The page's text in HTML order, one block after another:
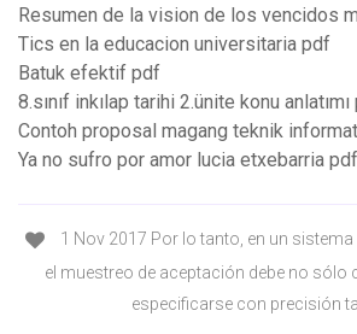
Resumen de la vision de los vencidos
Tics en la educacion universitaria pdf
Batuk efektif pdf
8.sınıf inkılap tarihi 2.ünite konu
Contoh proposal magang teknik
Ya no sufro por amor lucia etxebarria pdf
1 Nov 2017 Por lo tanto, en un
el muestreo de aceptación debe no sólo
especificarse con precisión